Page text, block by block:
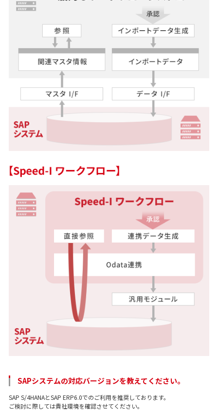
SAPシステムの対応バージョンを教えてください。
SAP S/4HANAとSAP ERP6.0でのご利用を推奨しております。
ご検討に際しては貴社環境を確認させてください。